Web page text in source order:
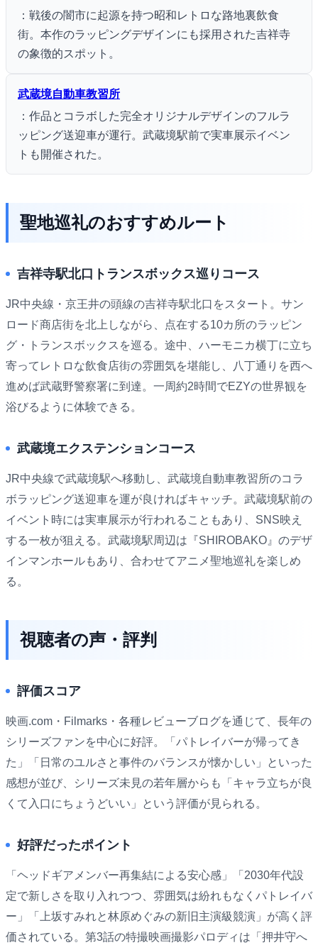
：戦後の闇市に起源を持つ昭和レトロな路地裏飲食
街。本作のラッピングデザインにも採用された吉祥寺
の象徴的スポット。
武蔵境自動車教習所
：作品とコラボした完全オリジナルデザインのフルラ
ッピング送迎車が運行。武蔵境駅前で実車展示イベン
トも開催された。
聖地巡礼のおすすめルート
吉祥寺駅北口トランスボックス巡りコース
JR中央線・京王井の頭線の吉祥寺駅北口をスタート。サン
ロード商店街を北上しながら、点在する10カ所のラッピン
グ・トランスボックスを巡る。途中、ハーモニカ横丁に立ち
寄ってレトロな飲食店街の雰囲気を堪能し、八丁通りを西へ
進めば武蔵野警察署に到達。一周約2時間でEZYの世界観を
浴びるように体験できる。
武蔵境エクステンションコース
JR中央線で武蔵境駅へ移動し、武蔵境自動車教習所のコラ
ボラッピング送迎車を運が良ければキャッチ。武蔵境駅前の
イベント時には実車展示が行われることもあり、SNS映え
する一枚が狙える。武蔵境駅周辺は『SHIROBAKO』のデザ
インマンホールもあり、合わせてアニメ聖地巡礼を楽しめ
る。
視聴者の声・評判
評価スコア
映画.com・Filmarks・各種レビューブログを通じて、長年の
シリーズファンを中心に好評。「パトレイバーが帰ってき
た」「日常のユルさと事件のバランスが懐かしい」といった
感想が並び、シリーズ未見の若年層からも「キャラ立ちが良
くて入口にちょうどいい」という評価が見られる。
好評だったポイント
「ヘッドギアメンバー再集結による安心感」「2030年代設
定で新しさを取り入れつつ、雰囲気は紛れもなくパトレイバ
ー」「上坂すみれと林原めぐみの新旧主演級競演」が高く評
価されている。第3話の特撮映画撮影パロディは「押井守へ